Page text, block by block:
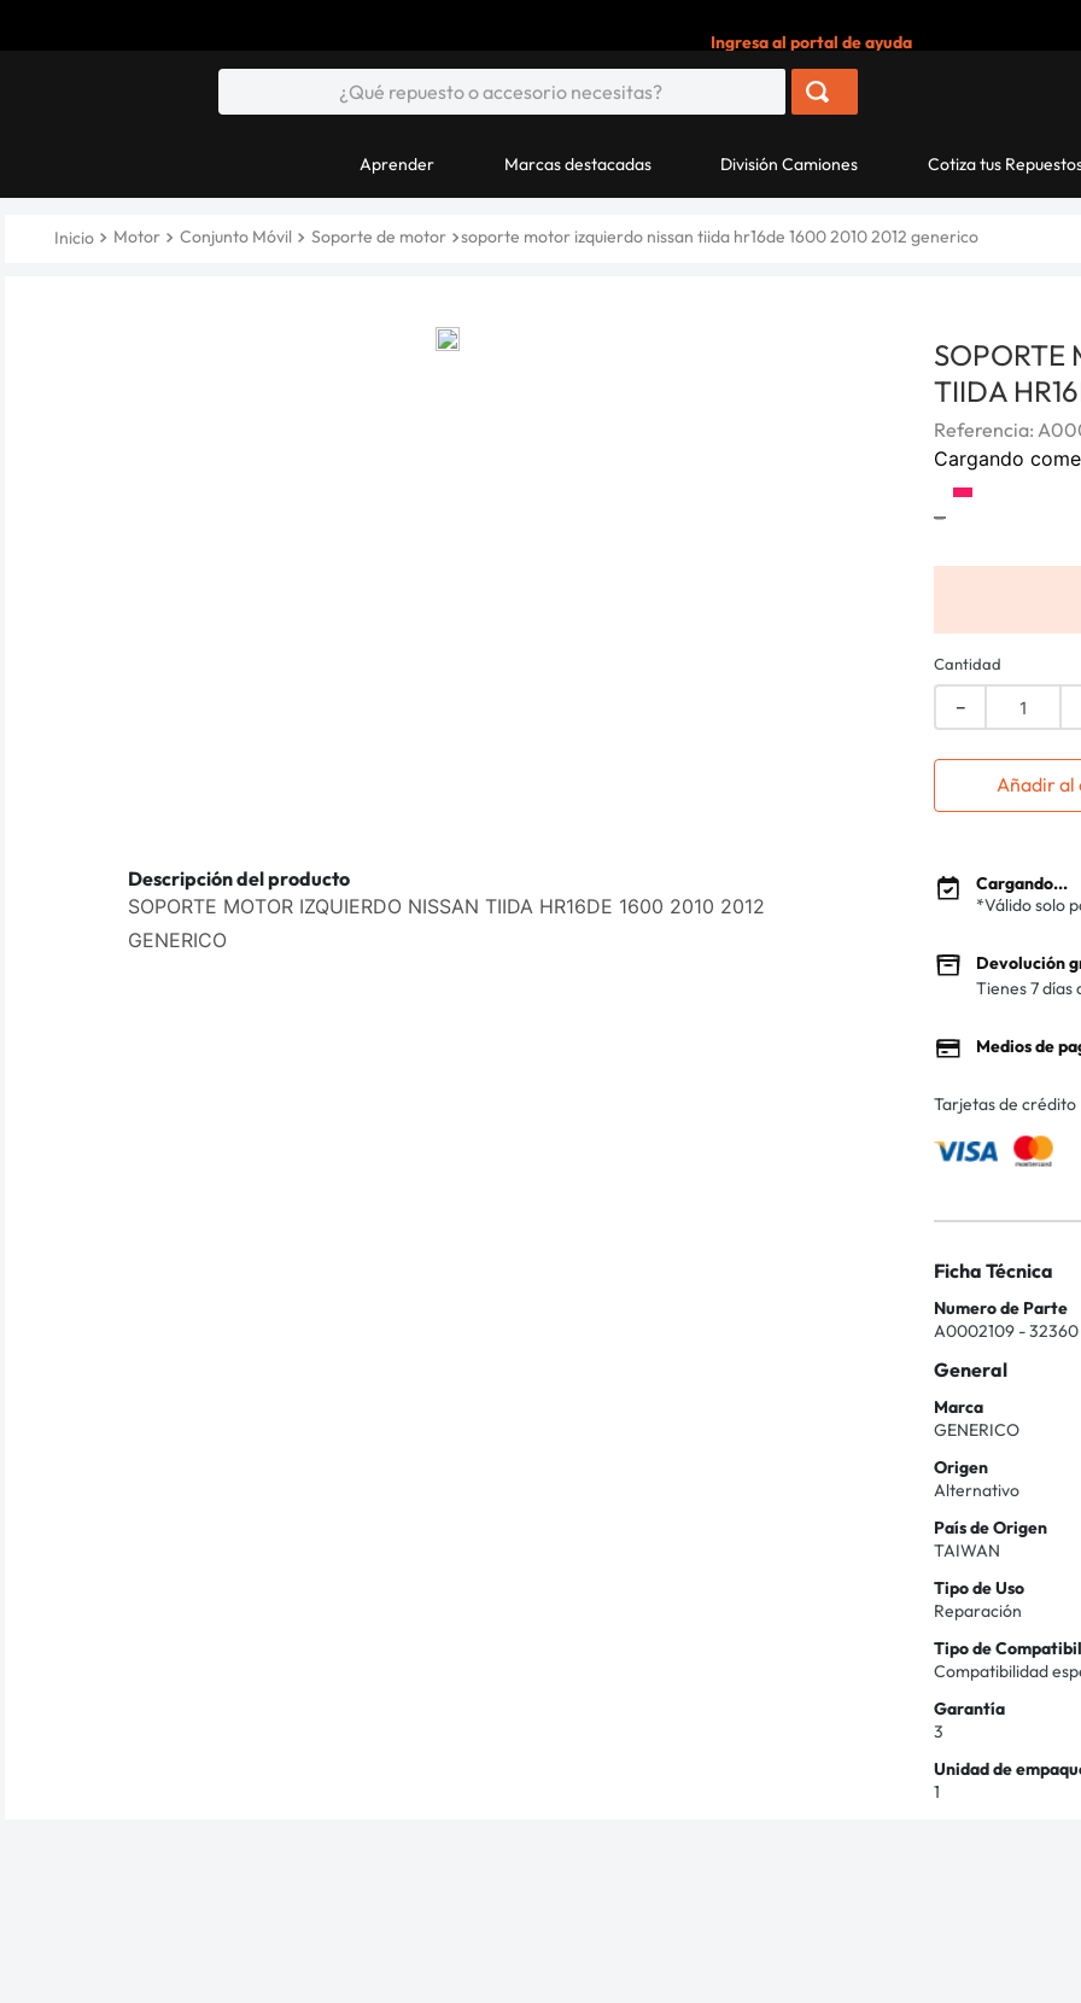
Ingresa al portal de ayuda
Aprender Marcas destacadas División Camiones Cotiza tus
Motor Conjunto Móvil Soporte de motor soporte motor izquierdo nissan tiida hr16de 1600 2010 2012 generico
Descripción del producto
SOPORTE MOTOR IZQUIERDO NISSAN TIIDA HR16DE 1600 2010 2012
GENERICO
SOPORTE
TIIDA
Referencia:
Cargando
-
Cantidad
－
Añadir
Cargando...
*Válido solo
Devolución
Tienes 7 días
Medios de
Tarjetas de crédito
Ficha Técnica
Numero de Parte
A0002109 - 32360
General
Marca
GENERICO
Origen
Alternativo
País de Origen
TAIWAN
Tipo de Uso
Reparación
Tipo de
Compatibilidad
Garantía
3
Unidad de
1